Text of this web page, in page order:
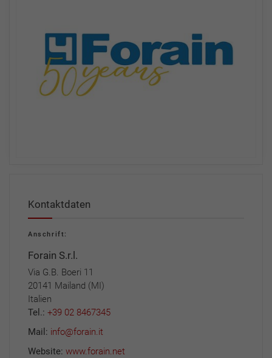
Kontaktdaten
Anschrift:
Forain S.r.l.
Via G.B. Boeri 11
20141 Mailand (MI)
Italien
Tel.: +39 02 8467345
Mail: info@forain.it
Website: www.forain.net